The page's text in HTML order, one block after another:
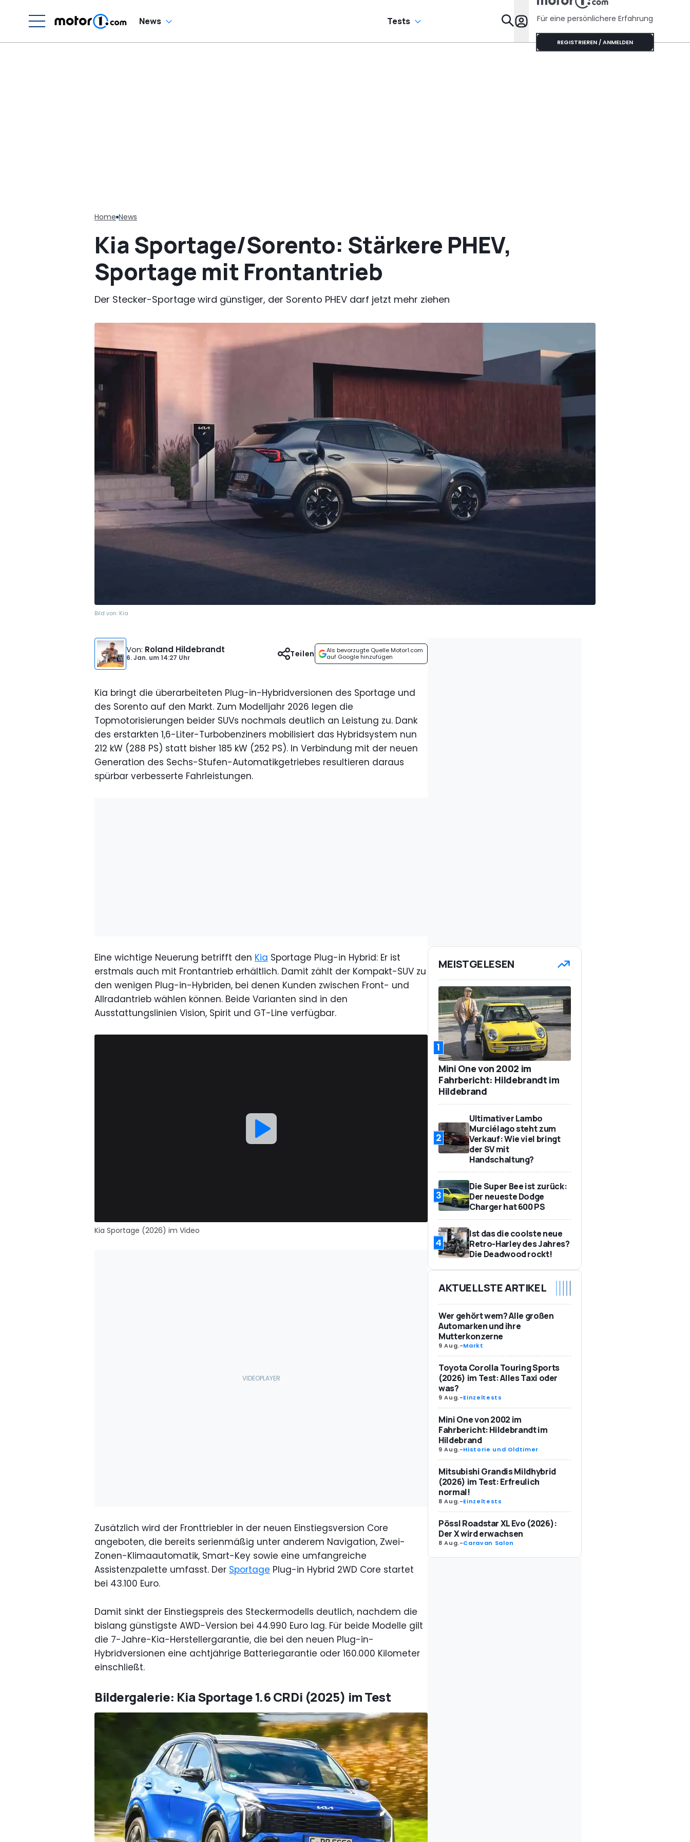
News Tests Specials
Für eine persönlichere Erfahrung
REGISTRIEREN / ANMELDEN
Home News
Kia Sportage/Sorento: Stärkere PHEV,
Sportage mit Frontantrieb
Der Stecker-Sportage wird günstiger, der Sorento PHEV darf jetzt mehr ziehen
Bild von: Kia
Von: Roland Hildebrandt
6. Jan. um14:27 Uhr
Als bevorzugte Quelle Motor1.com
auf Google hinzufügen
Teilen
Kia bringt die überarbeiteten Plug-in-Hybridversionen des Sportage und
des Sorento auf den Markt. Zum Modelljahr 2026 legen die
Topmotorisierungen beider SUVs nochmals deutlich an Leistung zu. Dank
des erstarkten 1,6-Liter-Turbobenziners mobilisiert das Hybridsystem nun
212 kW (288 PS) statt bisher 185 kW (252 PS). In Verbindung mit der neuen
Generation des Sechs-Stufen-Automatikgetriebes resultieren daraus
spürbar verbesserte Fahrleistungen.
Eine wichtige Neuerung betrifft den Kia Sportage Plug-in Hybrid: Er ist
erstmals auch mit Frontantrieb erhältlich. Damit zählt der Kompakt-SUV zu
den wenigen Plug-in-Hybriden, bei denen Kunden zwischen Front- und
Allradantrieb wählen können. Beide Varianten sind in den
Ausstattungslinien Vision, Spirit und GT-Line verfügbar.
Kia Sportage (2026) im Video
Zusätzlich wird der Fronttriebler in der neuen Einstiegsversion Core
angeboten, die bereits serienmäßig unter anderem Navigation, Zwei-
Zonen-Klimaautomatik, Smart-Key sowie eine umfangreiche
Assistenzpalette umfasst. Der Sportage Plug-in Hybrid 2WD Core startet
bei 43.100 Euro.
Damit sinkt der Einstiegspreis des Steckermodells deutlich, nachdem die
bislang günstigste AWD-Version bei 44.990 Euro lag. Für beide Modelle gilt
die 7-Jahre-Kia-Herstellergarantie, die bei den neuen Plug-in-
Hybridversionen eine achtjährige Batteriegarantie oder 160.000 Kilometer
einschließt.
Bildergalerie: Kia Sportage 1.6 CRDi (2025) im Test
MEISTGELESEN
1
Mini One von 2002 im
Fahrbericht: Hildebrandt im
Hildebrand
2
Ultimativer Lambo
Murciélago steht zum
Verkauf: Wie viel bringt
der SV mit
Handschaltung?
3
Die Super Bee ist zurück:
Der neueste Dodge
Charger hat 600 PS
4
Ist das die coolste neue
Retro-Harley des Jahres?
Die Deadwood rockt!
AKTUELLSTE ARTIKEL
Wer gehört wem? Alle großen
Automarken und ihre
Mutterkonzerne
9 Aug.-Markt
Toyota Corolla Touring Sports
(2026) im Test: Alles Taxi oder
was?
9 Aug.-Einzeltests
Mini One von 2002 im
Fahrbericht: Hildebrandt im
Hildebrand
9 Aug.-Historie und Oldtimer
Mitsubishi Grandis Mildhybrid
(2026) im Test: Erfreulich
normal!
8 Aug.-Einzeltests
Pössl Roadstar XL Evo (2026):
Der X wird erwachsen
8 Aug.-Caravan Salon